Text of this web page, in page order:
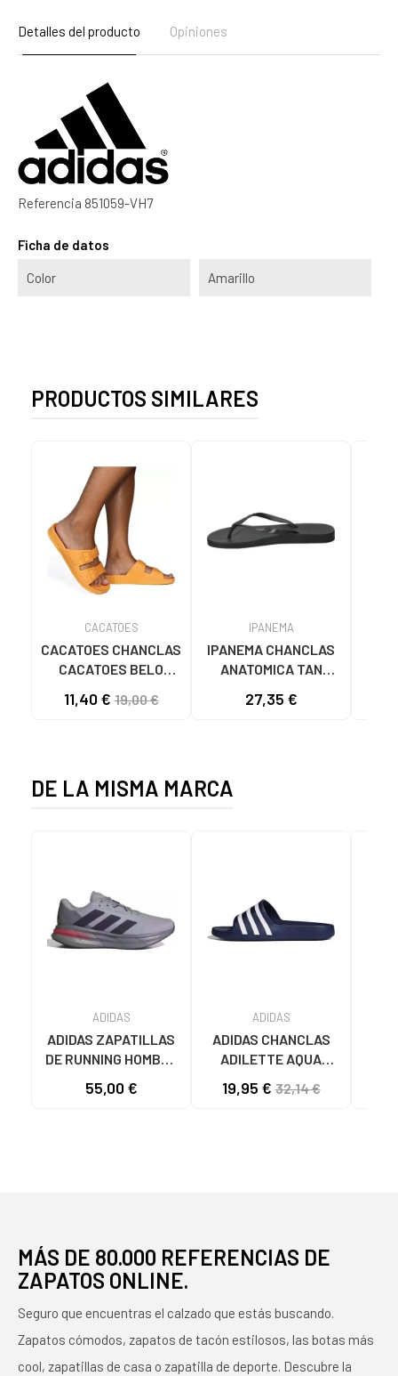
Detalles del producto Opiniones
Referencia 851059-VH7
Ficha de datos
Color Amarillo
PRODUCTOS SIMILARES
CACATOES
CACATOES CHANCLAS
CACATOES BELO
ALBARICOQUE
11,40 €19,00 €
IPANEMA
IPANEMA CHANCLAS
ANATOMICA TAN
PARA MUJER NEGRO
27,35 €
DE LA MISMA MARCA
ADIDAS
ADIDAS ZAPATILLAS
DE RUNNING HOMBRE
GRIS VARIOS
55,00 €
ADIDAS
ADIDAS CHANCLAS
ADILETTE AQUA
19,95 €32,14 €
MÁS DE 80.000 REFERENCIAS DE
ZAPATOS ONLINE.
Seguro que encuentras el calzado que estás buscando.
Zapatos cómodos, zapatos de tacón estilosos, las botas más
cool, zapatillas de casa o zapatilla de deporte. Descubre la